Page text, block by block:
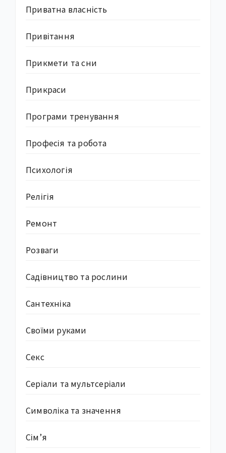
Приватна власність
Привітання
Прикмети та сни
Прикраси
Програми тренування
Професія та робота
Психологія
Релігія
Ремонт
Розваги
Садівництво та рослини
Сантехніка
Своїми руками
Секс
Серіали та мультсеріали
Символіка та значення
Сім’я